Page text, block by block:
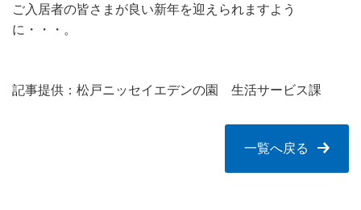
ご入居者の皆さまが良い新年を迎えられますよう
に・・・。
記事提供：松戸ニッセイエデンの園 生活サービス課
一覧へ戻る